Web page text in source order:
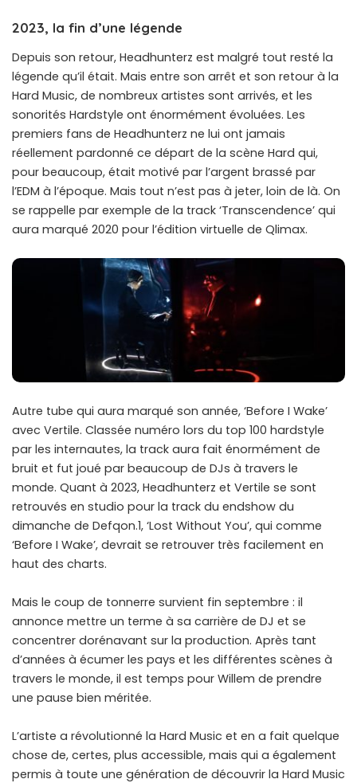
2023, la fin d’une légende
Depuis son retour, Headhunterz est malgré tout resté la
légende qu’il était. Mais entre son arrêt et son retour à la
Hard Music, de nombreux artistes sont arrivés, et les
sonorités Hardstyle ont énormément évoluées. Les
premiers fans de Headhunterz ne lui ont jamais
réellement pardonné ce départ de la scène Hard qui,
pour beaucoup, était motivé par l’argent brassé par
l’EDM à l’époque. Mais tout n’est pas à jeter, loin de là. On
se rappelle par exemple de la track ‘Transcendence’ qui
aura marqué 2020 pour l’édition virtuelle de Qlimax.
Autre tube qui aura marqué son année, ‘Before I Wake’
avec Vertile. Classée numéro lors du top 100 hardstyle
par les internautes, la track aura fait énormément de
bruit et fut joué par beaucoup de DJs à travers le
monde. Quant à 2023, Headhunterz et Vertile se sont
retrouvés en studio pour la track du endshow du
dimanche de Defqon.1, ‘Lost Without You’, qui comme
‘Before I Wake’, devrait se retrouver très facilement en
haut des charts.
Mais le coup de tonnerre survient fin septembre : il
annonce mettre un terme à sa carrière de DJ et se
concentrer dorénavant sur la production. Après tant
d’années à écumer les pays et les différentes scènes à
travers le monde, il est temps pour Willem de prendre
une pause bien méritée.
L’artiste a révolutionné la Hard Music et en a fait quelque
chose de, certes, plus accessible, mais qui a également
permis à toute une génération de découvrir la Hard Music